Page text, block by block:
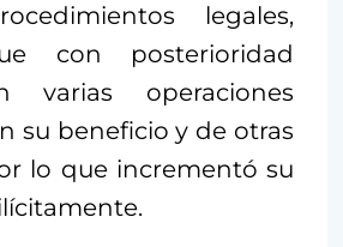
legales,
con posterioridad
varias operaciones
su beneficio y de otras
lo que incrementó su